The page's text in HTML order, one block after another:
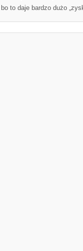
to daje bardzo dużo